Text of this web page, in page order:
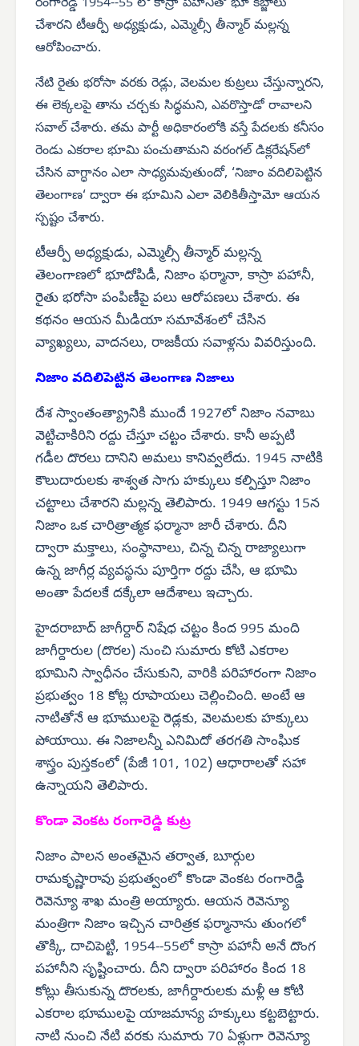
రంగారెడ్డి 1954--55 లో కాస్రా పహానీతో భూ కబ్జాలు
చేశారని టీఆర్పీ అధ్యక్షుడు, ఎమ్మెల్సీ తీన్మార్ మల్లన్న
ఆరోపించారు.
నేటి రైతు భరోసా వరకు రెడ్లు, వెలమల కుట్రలు చేస్తున్నారని,
ఈ లెక్కలపై తాను చర్చకు సిద్ధమని, ఎవరొస్తాడో రావాలని
సవాల్ చేశారు. తమ పార్టీ అధికారంలోకి వస్తే పేదలకు కనీసం
రెండు ఎకరాల భూమి పంచుతామని వరంగల్ డిక్లరేషన్‌లో
చేసిన వాగ్ధానం ఎలా సాధ్యమవుతుందో, ‘నిజాం వదిలిపెట్టిన
తెలంగాణ‘ ద్వారా ఈ భూమిని ఎలా వెలికితీస్తామో ఆయన
స్పష్టం చేశారు.
టీఆర్పీ అధ్యక్షుడు, ఎమ్మెల్సీ తీన్మార్ మల్లన్న
తెలంగాణలో భూదోపిడీ, నిజాం ఫర్మానా, కాస్రా పహానీ,
రైతు భరోసా పంపిణీపై పలు ఆరోపణలు చేశారు. ఈ
కథనం ఆయన మీడియా సమావేశంలో చేసిన
వ్యాఖ్యలు, వాదనలు, రాజకీయ సవాళ్లను వివరిస్తుంది.
నిజాం వదిలిపెట్టిన తెలంగాణ నిజాలు
దేశ స్వాంతంత్య్రానికి ముందే 1927లో నిజాం నవాబు
వెట్టిచాకిరిని రద్దు చేస్తూ చట్టం చేశారు. కానీ అప్పటి
గడీల దొరలు దానిని అమలు కానివ్వలేదు. 1945 నాటికి
కౌలుదారులకు శాశ్వత సాగు హక్కులు కల్పిస్తూ నిజాం
చట్టాలు చేశారని మల్లన్న తెలిపారు. 1949 ఆగస్టు 15న
నిజాం ఒక చారిత్రాత్మక ఫర్మానా జారీ చేశారు. దీని
ద్వారా మక్తాలు, సంస్థానాలు, చిన్న చిన్న రాజ్యాలుగా
ఉన్న జాగీర్ల వ్యవస్థను పూర్తిగా రద్దు చేసి, ఆ భూమి
అంతా పేదలకే దక్కేలా ఆదేశాలు ఇచ్చారు.
హైదరాబాద్ జాగీర్దార్ నిషేధ చట్టం కింద 995 మంది
జాగీర్దారుల (దొరల) నుంచి సుమారు కోటి ఎకరాల
భూమిని స్వాధీనం చేసుకుని, వారికి పరిహారంగా నిజాం
ప్రభుత్వం 18 కోట్ల రూపాయలు చెల్లించింది. అంటే ఆ
నాటితోనే ఆ భూములపై రెడ్లకు, వెలమలకు హక్కులు
పోయాయి. ఈ నిజాలన్నీ ఎనిమిదో తరగతి సాంఘిక
శాస్త్రం పుస్తకంలో (పేజీ 101, 102) ఆధారాలతో సహా
ఉన్నాయని తెలిపారు.
కొండా వెంకట రంగారెడ్డి కుట్ర
నిజాం పాలన అంతమైన తర్వాత, బూర్గుల
రామకృష్ణారావు ప్రభుత్వంలో కొండా వెంకట రంగారెడ్డి
రెవెన్యూ శాఖ మంత్రి అయ్యారు. ఆయన రెవెన్యూ
మంత్రిగా నిజాం ఇచ్చిన చారిత్రక ఫర్మానాను తుంగలో
తొక్కి, దాచిపెట్టి, 1954--55లో కాస్రా పహానీ అనే దొంగ
పహానీని సృష్టించారు. దీని ద్వారా పరిహారం కింద 18
కోట్లు తీసుకున్న దొరలకు, జాగీర్దారులకు మళ్లీ ఆ కోటి
ఎకరాల భూములపై యాజమాన్య హక్కులు కట్టబెట్టారు.
నాటి నుంచి నేటి వరకు సుమారు 70 ఏళ్లుగా రెవెన్యూ